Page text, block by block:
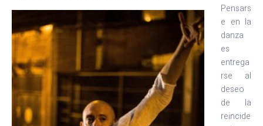
Pensars
e en la
danza
es
entrega
rse al
deseo
de la
reincide